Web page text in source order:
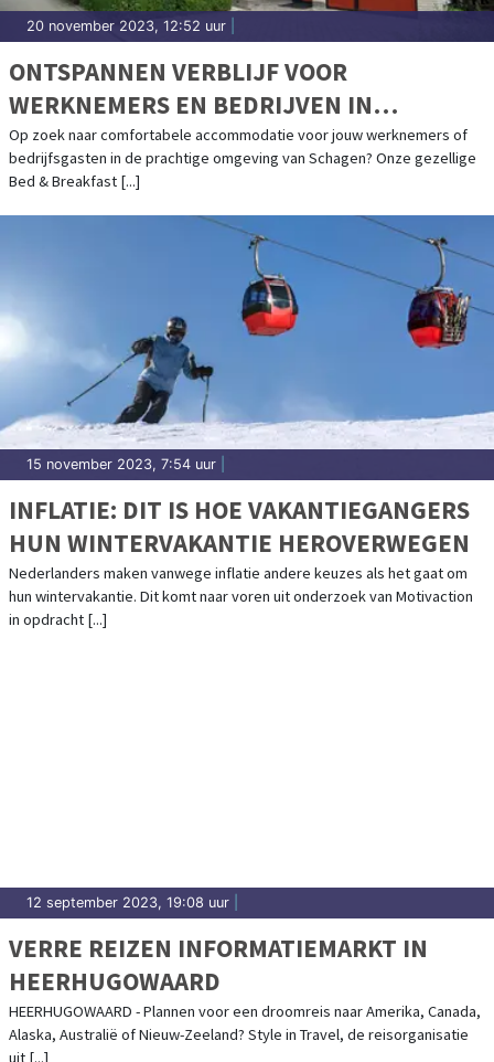
20 november 2023, 12:52 uur
ONTSPANNEN VERBLIJF VOOR
WERKNEMERS EN BEDRIJVEN IN
SCHAGEN!
Op zoek naar comfortabele accommodatie voor jouw werknemers of
bedrijfsgasten in de prachtige omgeving van Schagen? Onze gezellige
Bed & Breakfast [...]
15 november 2023, 7:54 uur
INFLATIE: DIT IS HOE VAKANTIEGANGERS
HUN WINTERVAKANTIE HEROVERWEGEN
Nederlanders maken vanwege inflatie andere keuzes als het gaat om
hun wintervakantie. Dit komt naar voren uit onderzoek van Motivaction
in opdracht [...]
12 september 2023, 19:08 uur
VERRE REIZEN INFORMATIEMARKT IN
HEERHUGOWAARD
HEERHUGOWAARD - Plannen voor een droomreis naar Amerika, Canada,
Alaska, Australië of Nieuw-Zeeland? Style in Travel, de reisorganisatie
uit [...]